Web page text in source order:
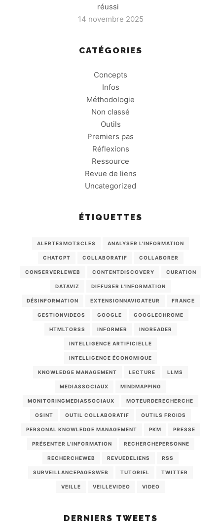
réussi
14 novembre 2025
CATÉGORIES
Concepts
Infos
Méthodologie
Non classé
Outils
Premiers pas
Réflexions
Ressource
Revue de liens
Uncategorized
ÉTIQUETTES
ALERTESMOTSCLES ANALYSER L'INFORMATION
CHATGPT COLLABORATIF COLLABORER
CONSERVERLEWEB CONTENTDISCOVERY CURATION
DATAVIZ DIFFUSER L'INFORMATION
DÉSINFORMATION EXTENSIONNAVIGATEUR FRANCE
GESTIONVIDEOS GOOGLE GOOGLECHROME
HTMLTORSS INFORMER INOREADER
INTELLIGENCE ARTIFICIELLE
INTELLIGENCE ÉCONOMIQUE
KNOWLEDGE MANAGEMENT LECTURE LLMS
MEDIASSOCIAUX MINDMAPPING
MONITORINGMEDIASSOCIAUX MOTEURDERECHERCHE
OSINT OUTIL COLLABORATIF OUTILS FROIDS
PERSONAL KNOWLEDGE MANAGEMENT PKM PRESSE
PRÉSENTER L'INFORMATION RECHERCHEPERSONNE
RECHERCHEWEB REVUEDELIENS RSS
SURVEILLANCEPAGESWEB TUTORIEL TWITTER
VEILLE VEILLEVIDEO VIDEO
DERNIERS TWEETS